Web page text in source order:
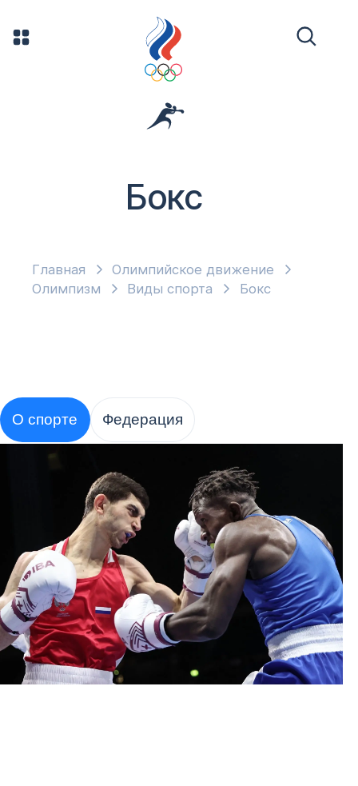
Бокс
Главная
Олимпийское движение
Олимпизм
Виды спорта Бокс
О спорте Федерация